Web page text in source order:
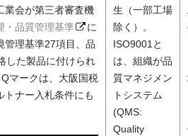
業会が第三者審査機
・品質管理基準
に
管理基準27項目、品
した製品に付けられ
マークは、大阪国税
トナー入札条件にも
生（一部工場
除く）。
ISO9001と
は、組織が品
質マネジメン
トシステム
(QMS:
Quality